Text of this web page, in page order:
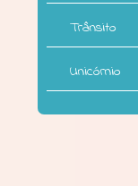
Trânsito
Unicórnio